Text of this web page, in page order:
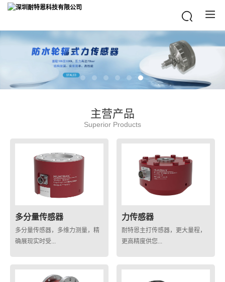
主营产品
Superior Products
多分量传感器
多分量传感器，多维力测量，精
确展现实时受...
力传感器
耐特恩主打传感器，更大量程，
更高精度供您...